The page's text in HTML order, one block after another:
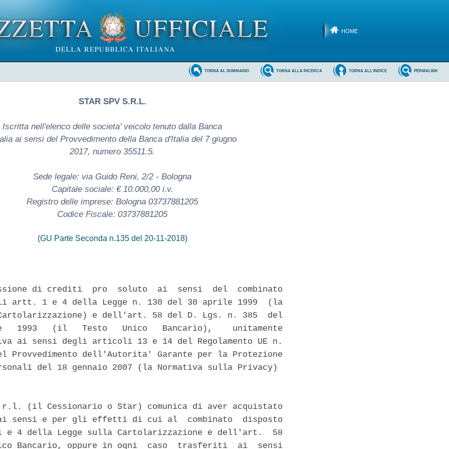
HOME
PERMALINK
TORNA ALL'INDICE
TORNA ALLA RICERCA
TORNA AL SOMMARIO
STAR SPV S.R.L.
Iscritta nell'elenco delle societa' veicolo tenuto dalla Banca
ai sensi del Provvedimento della Banca d'Italia del 7 giugno
2017, numero 35511.5.
Sede legale: via Guido Reni, 2/2 - Bologna
Capitale sociale: € 10.000,00 i.v.
Registro delle imprese: Bologna 03737881205
Codice Fiscale: 03737881205
(GU Parte Seconda n.135 del 20-11-2018)